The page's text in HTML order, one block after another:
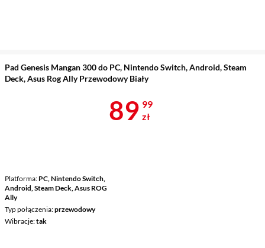
Pad Genesis Mangan 300 do PC, Nintendo Switch, Android, Steam
Deck, Asus Rog Ally Przewodowy Biały
Platforma PC, Nintendo Switch,
Android, Steam Deck, Asus ROG
Ally
Typ połączenia przewodowy
Wibracje tak
Cena 89,99
89 99
zł